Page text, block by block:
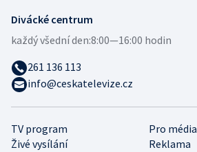
TV program
Pro média
Živé vysílání
Reklama
Divácké centrum
každý všední den:8:00—16:00 hodin
261 136 113
info@ceskatelevize.cz